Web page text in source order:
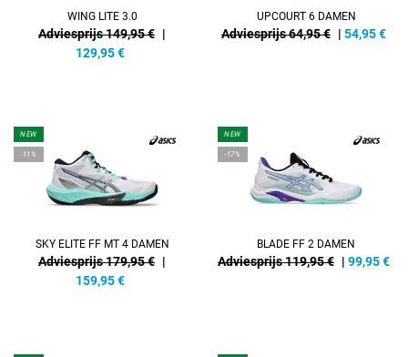
WING LITE 3.0
Adviesprijs 149,95 € |
129,95 €
UPCOURT 6 DAMEN
Adviesprijs 64,95 € | 54,95€
NEW
-11%
SKY ELITE FF MT 4 DAMEN
Adviesprijs 179,95 € |
159,95 €
NEW
-17%
BLADE FF 2 DAMEN
Adviesprijs 119,95 € | 99,95€